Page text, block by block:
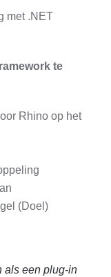
met .NET
te
Rhino op het
(Doel)
als een plug-in